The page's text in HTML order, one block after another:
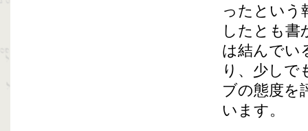
ったという
したとも書
は結んでい
り、少しで
ブの態度を
います。